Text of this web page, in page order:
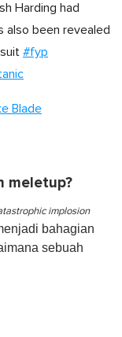
Harding had
also been revealed
#fyp
Blade
meletup?
implosion
bahagian
sebuah